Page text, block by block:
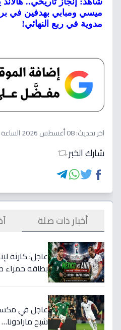
ميسي ومبابي بهدفين في
مدوية في ربع النهائي!
اخر تحديث:08 أغسطس 2026 الساعة 09:58 مساءاً
شارك الخبر
أخبار ذات صلة
عاجل: كارثة
بطاقة حمراء
عاجل في
شبح